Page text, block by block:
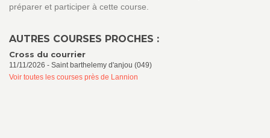
préparer et participer à cette course.
AUTRES COURSES PROCHES :
Cross du courrier
11/11/2026 - Saint barthelemy d'anjou (049)
Voir toutes les courses près de Lannion